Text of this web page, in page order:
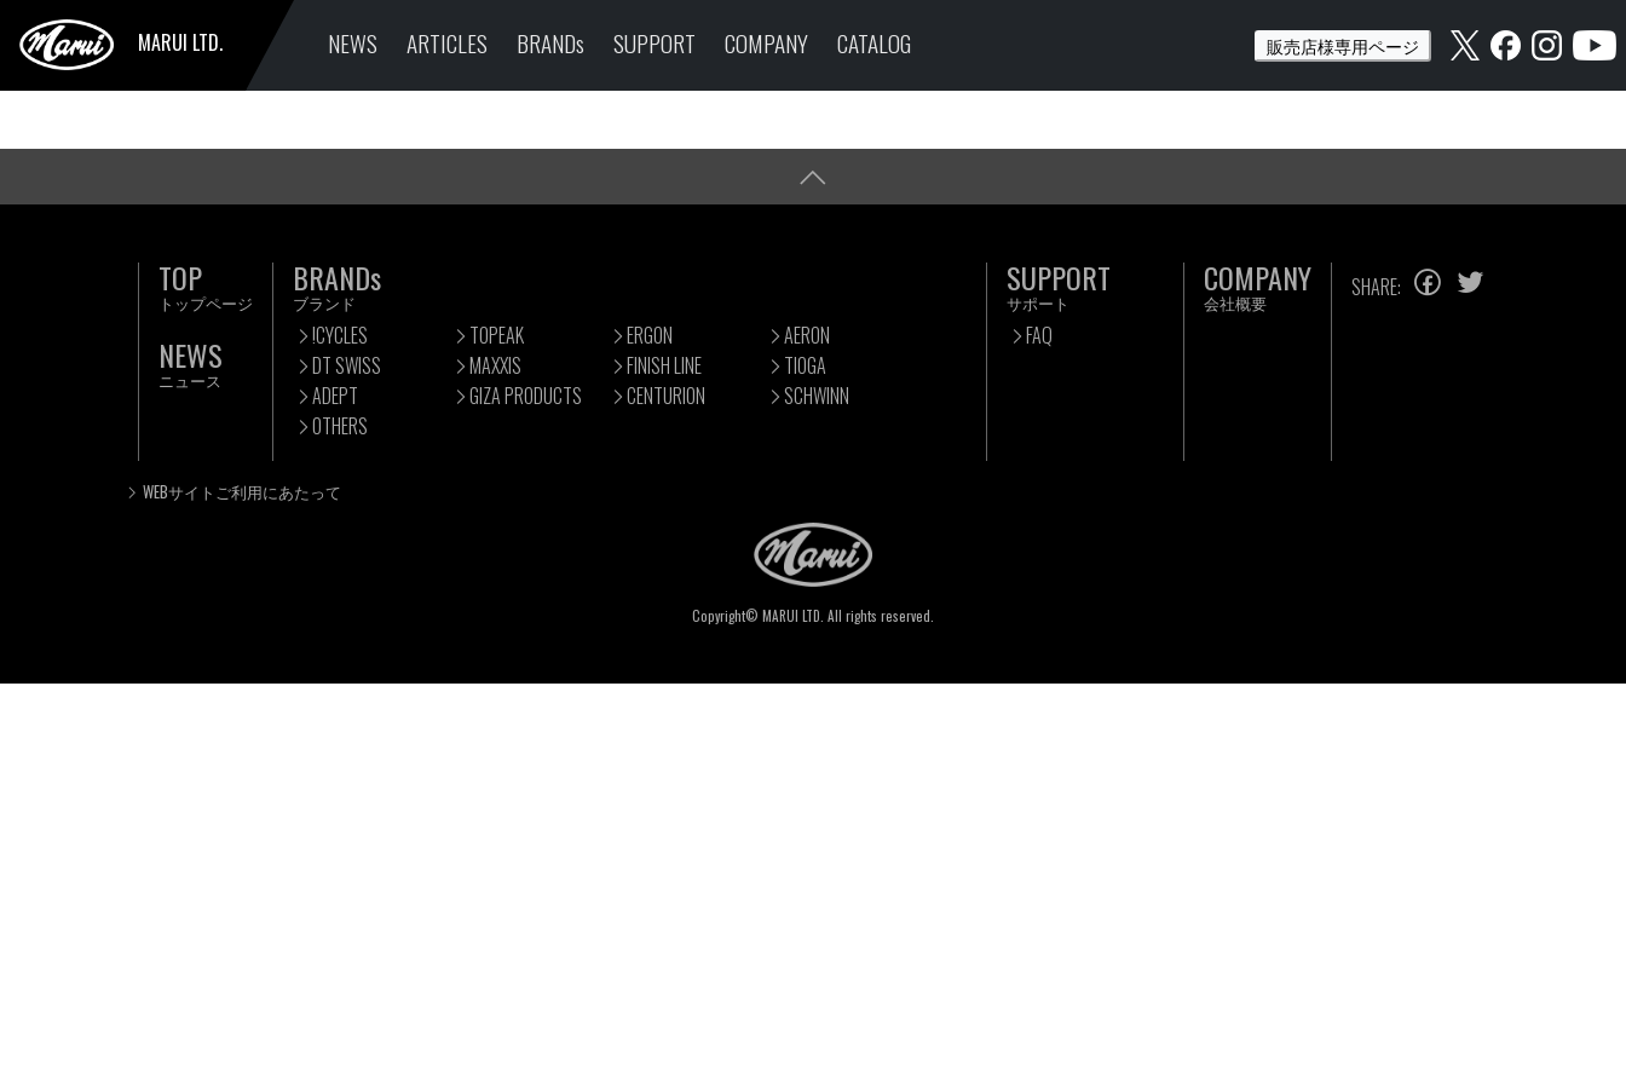
MARUI LTD. NEWS ARTICLES BRANDs SUPPORT COMPANY CATALOG 販売店様専用ページ
TOP
トップページ
NEWS
ニュース
BRANDs
ブランド
!CYCLES TOPEAK ERGON
AERON
DT SWISS
MAXXIS FINISH LINE
TIOGA
ADEPT
GIZA PRODUCTS CENTURION
SCHWINN
OTHERS
SUPPORT
サポート
FAQ
COMPANY
会社概要
SHARE:
WEBサイトご利用にあたって
Copyright© MARUI LTD. All rights reserved.